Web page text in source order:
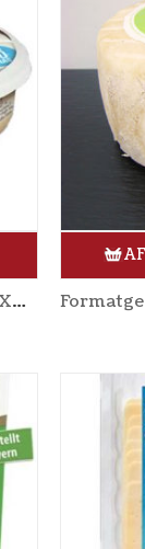
Formatge blanc cremós 175 gr XANCEDA